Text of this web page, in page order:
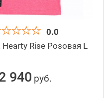
0.0
Rise Розовая L
940 руб.